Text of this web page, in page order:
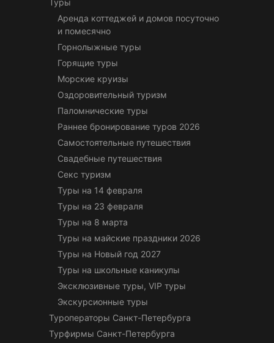
Аренда коттеджей и домов посуточно
и помесячно
Горнолыжные туры
Горящие туры
Морские круизы
Оздоровительный туризм
Паломнические туры
Раннее бронирование туров 2026
Самостоятельные путешествия
Свадебные путешествия
Секс туризм
Туры на 14 февраля
Туры на 23 февраля
Туры на 8 марта
Туры на майские праздники 2026
Туры на Новый год 2027
Туры на школьные каникулы
Эксклюзивные туры, VIP туры
Экскурсионные туры
Туроператоры Санкт-Петербурга
Турфирмы Санкт-Петербурга